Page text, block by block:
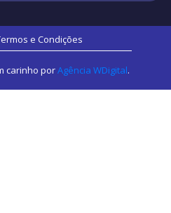
e Condições
carinho porAgência WDigital.